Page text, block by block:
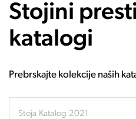
Stojini
katalogi
Prebrskajte kolekcije naših
Stoja Katalog 2021